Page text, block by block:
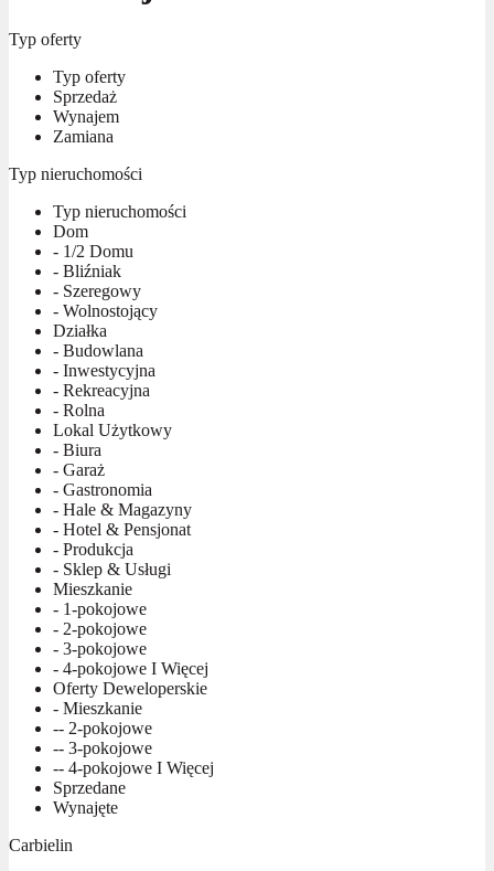
Typ oferty
Typ oferty
Sprzedaż
Wynajem
Zamiana
Typ nieruchomości
Typ nieruchomości
Dom
- 1/2 Domu
- Bliźniak
- Szeregowy
- Wolnostojący
Działka
- Budowlana
- Inwestycyjna
- Rekreacyjna
- Rolna
Lokal Użytkowy
- Biura
- Garaż
- Gastronomia
- Hale & Magazyny
- Hotel & Pensjonat
- Produkcja
- Sklep & Usługi
Mieszkanie
- 1-pokojowe
- 2-pokojowe
- 3-pokojowe
- 4-pokojowe I Więcej
Oferty Deweloperskie
- Mieszkanie
-- 2-pokojowe
-- 3-pokojowe
-- 4-pokojowe I Więcej
Sprzedane
Wynajęte
Carbielin